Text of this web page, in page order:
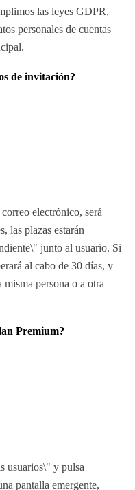
las leyes GDPR,
personales de cuentas
de invitación?
electrónico, será
las plazas estarán
junto al usuario. Si
al cabo de 30 días, y
persona o a otra
Premium?
usuarios\" y pulsa
pantalla emergente,